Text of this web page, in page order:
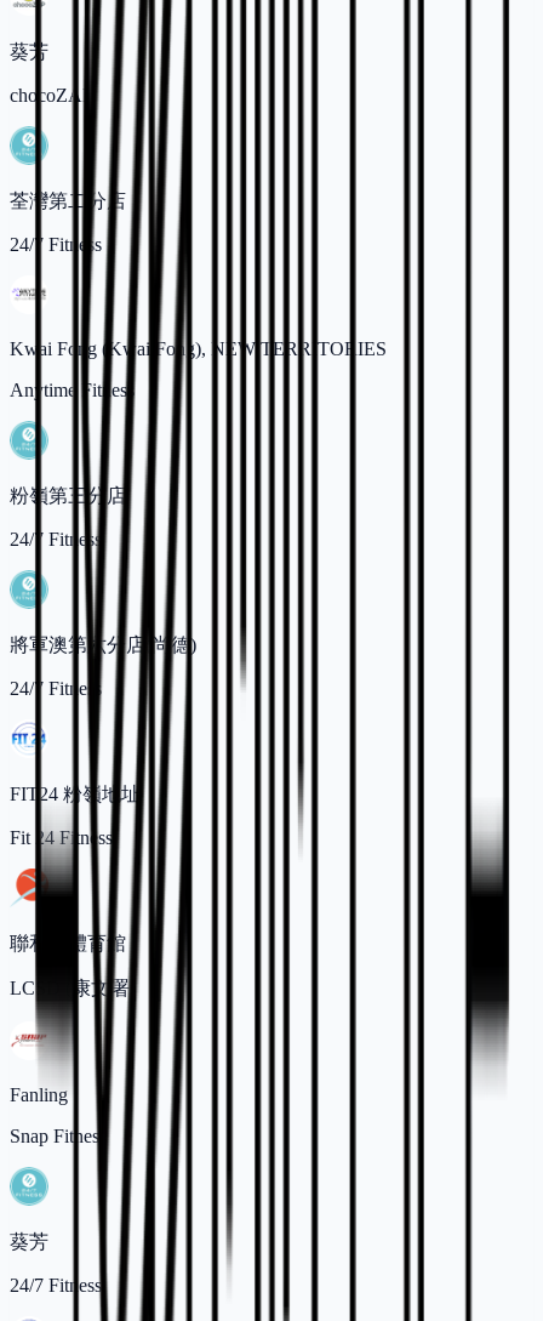
葵芳
chocoZAP
荃灣第二分店
24/7 Fitness
Kwai Fong (Kwai Fong), NEW TERRITORIES
Anytime Fitness
粉嶺第三分店
24/7 Fitness
將軍澳第六分店(尚德)
24/7 Fitness
FIT24 粉嶺地址
Fit 24 Fitness
聯和墟體育館
LCSD (康文署)
Fanling
Snap Fitness
葵芳
24/7 Fitness